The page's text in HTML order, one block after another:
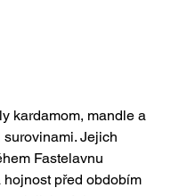
kardamom, mandle a
Jejich
Fastelavnu
před obdobím